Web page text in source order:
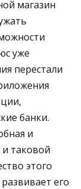
магазин
уже
перестали
банки.
и
и таковой
этого
его